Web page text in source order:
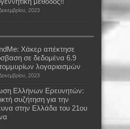
2023
Χάκερ απέκτησε
σε δεδομένα 6.9
λογαριασμών
2023
Ελλήνων Ερευνητών:
συζήτηση για την
στην Ελλάδα του 21ου